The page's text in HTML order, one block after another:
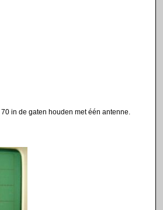
in de gaten houden met één antenne.